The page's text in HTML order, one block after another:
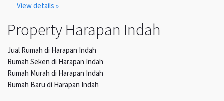
View details »
Property Harapan Indah
Jual Rumah di Harapan Indah
Rumah Seken di Harapan Indah
Rumah Murah di Harapan Indah
Rumah Baru di Harapan Indah